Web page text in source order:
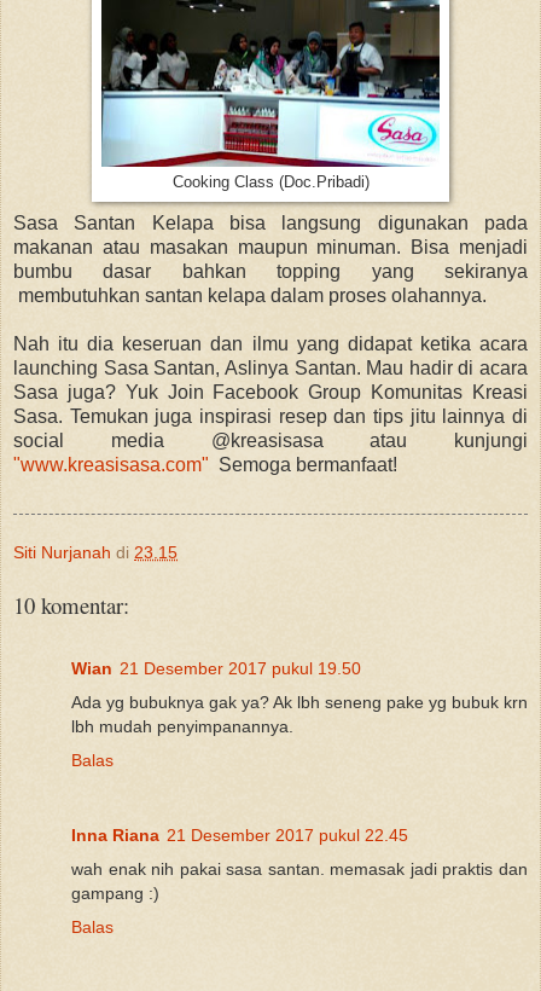
Cooking Class (Doc.Pribadi)
Sasa Santan Kelapa bisa langsung digunakan pada
makanan atau masakan maupun minuman. Bisa menjadi
bumbu dasar bahkan topping yang sekiranya
membutuhkan santan kelapa dalam proses olahannya.
Nah itu dia keseruan dan ilmu yang didapat ketika acara
launching Sasa Santan, Aslinya Santan. Mau hadir di acara
Sasa juga? Yuk Join Facebook Group Komunitas Kreasi
Sasa. Temukan juga inspirasi resep dan tips jitu lainnya di
social media @kreasisasa atau kunjungi
"www.kreasisasa.com" Semoga bermanfaat!
Siti Nurjanah di 23.15
10 komentar:
Wian 21 Desember 2017 pukul 19.50
Ada yg bubuknya gak ya? Ak lbh seneng pake yg bubuk krn
lbh mudah penyimpanannya.
Balas
Inna Riana 21 Desember 2017 pukul 22.45
wah enak nih pakai sasa santan. memasak jadi praktis dan
gampang :)
Balas